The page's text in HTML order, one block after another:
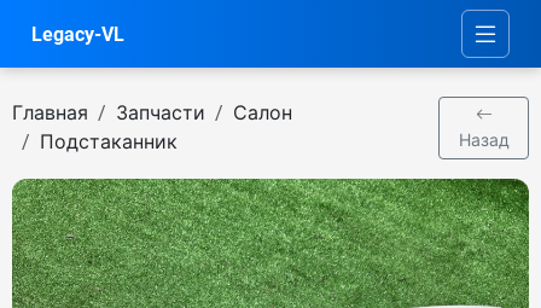
Legacy-VL
Главная Запчасти
Салон
Подстаканник
Назад